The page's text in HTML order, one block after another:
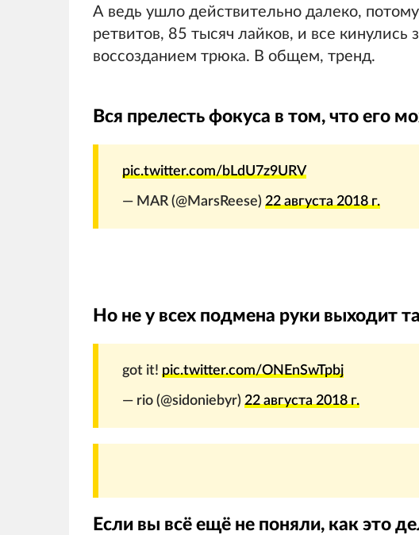
А ведь ушло действительно далеко,
ретвитов, 85 тысяч лайков, и все
воссозданием трюка. В общем, тренд.
Вся прелесть фокуса в том, что его
pic.twitter.com/bLdU7z9URV
— MAR (@MarsReese) 22 августа 2018 г.
Но не у всех подмена руки выходит
got it! pic.twitter.com/ONEnSwTpbj
— rio (@sidoniebyr) 22 августа 2018 г.
Если вы всё ещё не поняли, как это